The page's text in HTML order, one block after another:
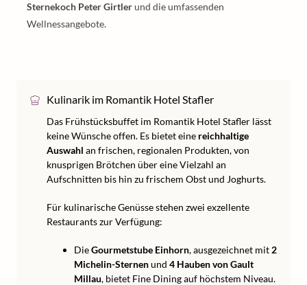
Sternekoch Peter Girtlerund die umfassenden
Wellnessangebote.
Kulinarik im Romantik Hotel Stafler
Das Frühstücksbuffet im Romantik Hotel Stafler lässt
keine Wünsche offen. Es bietet eine reichhaltige
Auswahl an frischen, regionalen Produkten, von
knusprigen Brötchen über eine Vielzahl an
Aufschnitten bis hin zu frischem Obst und Joghurts.
Für kulinarische Genüsse stehen zwei exzellente
Restaurants zur Verfügung:
DieGourmetstube Einhorn, ausgezeichnet mit 2
Michelin-Sternenund 4 Hauben von Gault
Millau, bietet Fine Dining auf höchstem Niveau.